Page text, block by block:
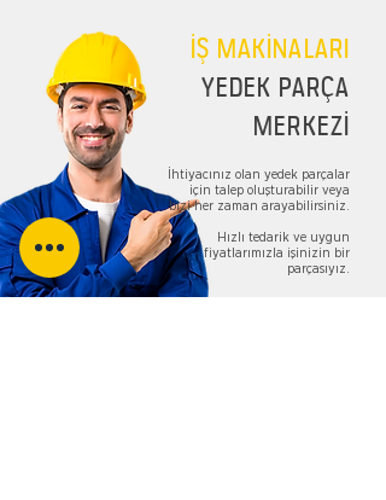
İŞ MAKİNALARI
YEDEK PARÇA
MERKEZİ
İhtiyacınız olan yedek parçalar
için talep oluşturabilir veya
bizi her zaman arayabilirsiniz.
Hızlı tedarik ve uygun
fiyatlarımızla işinizin bir
parçasıyız.